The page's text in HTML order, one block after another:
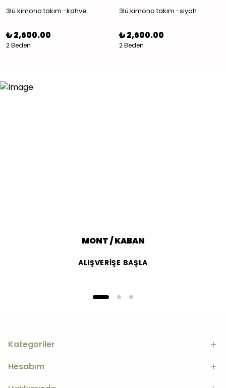
3lü kimono takım -kahve
₺ 2,600.00
2 Beden
3lü kimono takım -siyah
₺ 2,600.00
2 Beden
MONT / KABAN
ALIŞVERİŞE BAŞLA
Kategoriler
Hesabım